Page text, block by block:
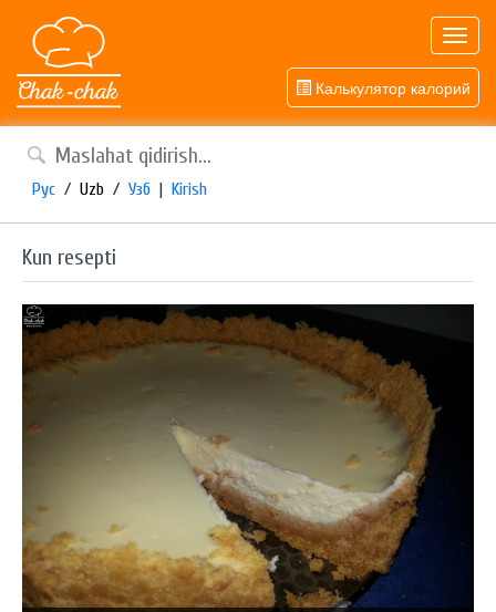
Калькулятор калорий
Рус / Uzb / Узб | Kirish
Kun resepti